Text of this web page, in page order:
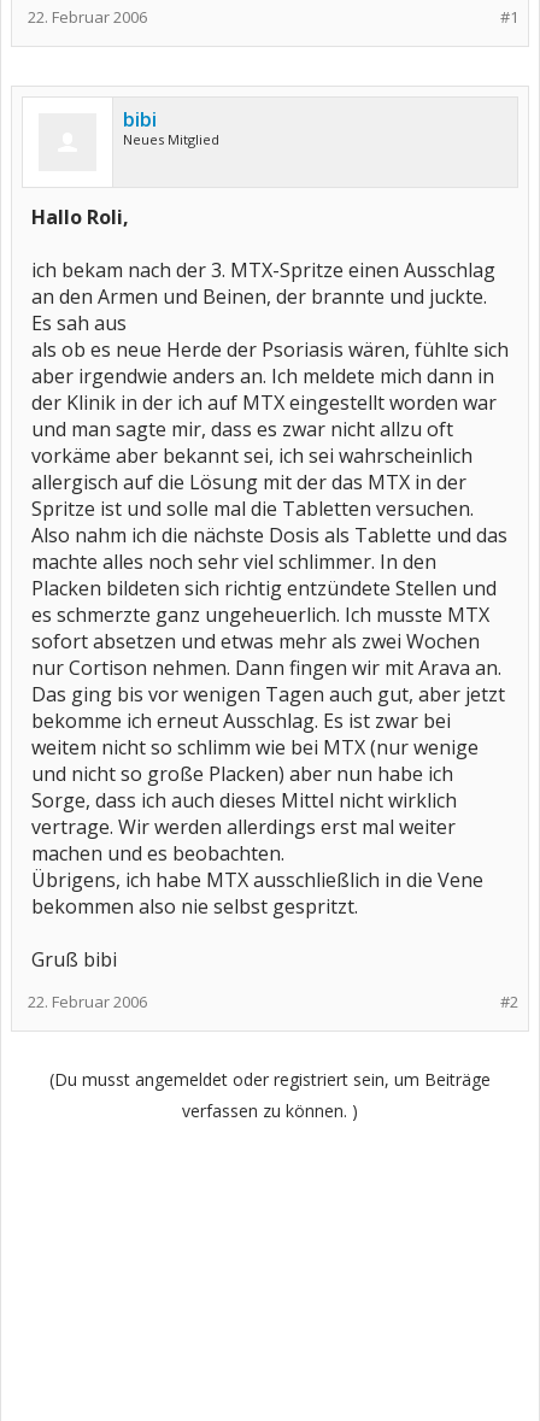
#1
22. Februar 2006
bibi
Neues Mitglied
Hallo Roli,
ich bekam nach der 3. MTX-Spritze einen Ausschlag
an den Armen und Beinen, der brannte und juckte.
Es sah aus
als ob es neue Herde der Psoriasis wären, fühlte sich
aber irgendwie anders an. Ich meldete mich dann in
der Klinik in der ich auf MTX eingestellt worden war
und man sagte mir, dass es zwar nicht allzu oft
vorkäme aber bekannt sei, ich sei wahrscheinlich
allergisch auf die Lösung mit der das MTX in der
Spritze ist und solle mal die Tabletten versuchen.
Also nahm ich die nächste Dosis als Tablette und das
machte alles noch sehr viel schlimmer. In den
Placken bildeten sich richtig entzündete Stellen und
es schmerzte ganz ungeheuerlich. Ich musste MTX
sofort absetzen und etwas mehr als zwei Wochen
nur Cortison nehmen. Dann fingen wir mit Arava an.
Das ging bis vor wenigen Tagen auch gut, aber jetzt
bekomme ich erneut Ausschlag. Es ist zwar bei
weitem nicht so schlimm wie bei MTX (nur wenige
und nicht so große Placken) aber nun habe ich
Sorge, dass ich auch dieses Mittel nicht wirklich
vertrage. Wir werden allerdings erst mal weiter
machen und es beobachten.
Übrigens, ich habe MTX ausschließlich in die Vene
bekommen also nie selbst gespritzt.
Gruß bibi
#2
22. Februar 2006
(Du musst angemeldet oder registriert sein, um Beiträge
verfassen zu können. )